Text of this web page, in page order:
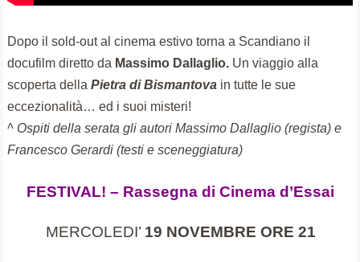
Dopo il sold-out al cinema estivo torna a Scandiano il
docufilm diretto da Massimo Dallaglio. Un viaggio alla
scoperta dellaPietra di Bismantova in tutte le sue
eccezionalità… ed i suoi misteri!
^ Ospiti della serata gli autori Massimo Dallaglio (regista) e
Francesco Gerardi (testi e sceneggiatura)
FESTIVAL! – Rassegna di Cinema d’Essai
MERCOLEDI’ 19 NOVEMBRE ORE 21